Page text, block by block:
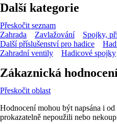
Další kategorie
Přeskočit seznam
Zahrada
Zavlažování
Spojky,
Další příslušenství pro hadice
Zahradní ventily
Hadicové spojky
Zákaznická
Přeskočit oblast
Hodnocení mohou být napsána i
prokazatelně nepoužili nebo